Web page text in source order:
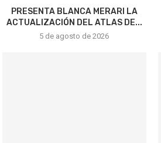
PRESENTA BLANCA MERARI LA
ACTUALIZACIÓN DEL ATLAS DE...
5 de agosto de 2026